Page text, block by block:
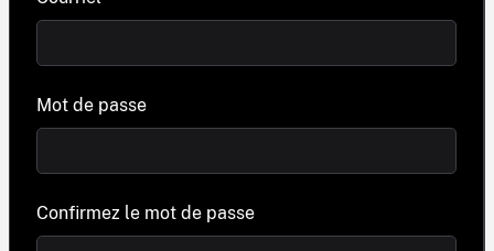
Mot de passe
Confirmez le mot de passe